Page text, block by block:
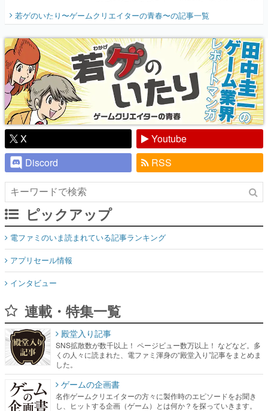
『少年ジャンプ』色だった【若ゲのいた
り】
若ゲのいたり〜ゲームクリエイターの青春〜の記事一覧
X
Youtube
Discord
RSS
ピックアップ
電ファミのいま読まれている記事ランキング
アプリセール情報
インタビュー
連載・特集一覧
殿堂入り記事
SNS拡散数が数千以上！ ページビュー数万以上！ などなど。多
くの人々に読まれた、電ファミ渾身の“殿堂入り”記事をまとめま
した。
ゲームの企画書
名作ゲームクリエイターの方々に製作時のエピソードをお聞き
し、ヒットする企画（ゲーム）とは何か？を探っていきます。